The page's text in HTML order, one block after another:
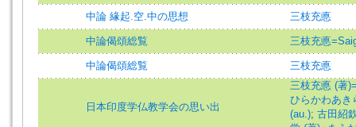
中論 緣起.空.中の思想 三枝充悳
中論偈頌総覧 三枝充悳
中論偈頌総覧 三枝充悳
日本印度学仏教学会の思い出
三枝充悳 (著
ひらかわあき
(au.); 古田紹